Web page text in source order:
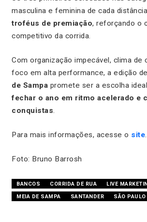
masculina e feminina de cada
troféus de premiação, reforçando o
competitivo da corrida.
Com organização impecável, clima de
foco em alta performance, a edição de
de Sampa promete ser a escolha
fechar o ano em ritmo acelerado e
conquistas.
Para mais informações, acesse o site.
Foto: Bruno Barrosh
BANCOS CORRIDA DE RUA
LIVE
MEIA DE SAMPA
SANTANDER SÃO PAULO